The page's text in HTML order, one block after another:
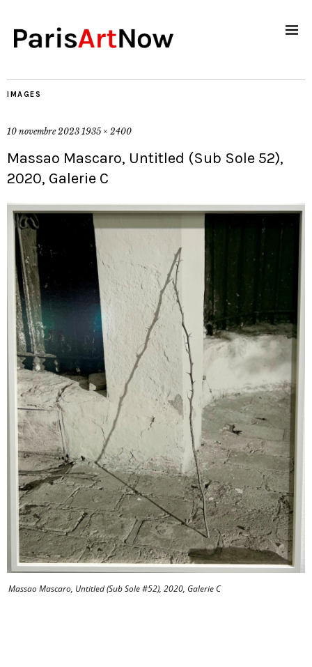
IMAGES
10 novembre 2023 1935 × 2400
Massao Mascaro, Untitled (Sub Sole 52),
2020, Galerie C
Massao Mascaro, Untitled (Sub Sole #52), 2020, Galerie C